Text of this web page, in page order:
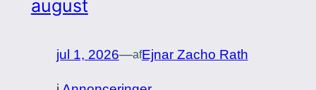
august
jul 1, 2026—afEjnar Zacho Rath